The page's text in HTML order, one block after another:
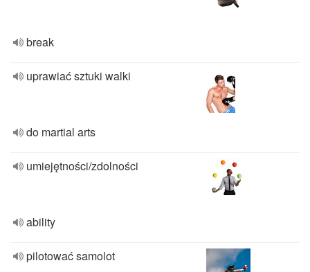
break
uprawiać sztuki walki
do martial arts
umiejętności/zdolności
ability
pilotować samolot